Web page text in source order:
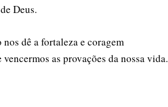
Deus.
dê a fortaleza e coragem
as provações da nossa vida.